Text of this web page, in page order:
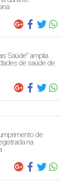
Saúde” amplia
de saúde de
de
na